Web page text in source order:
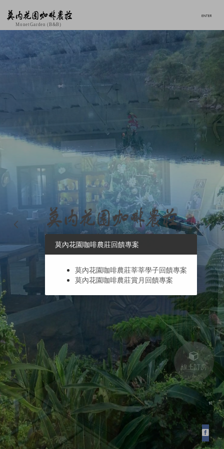
線上訂房
莫內花園咖啡農莊回饋專案
莫內花園咖啡農莊莘莘學子回饋專案
莫內花園咖啡農莊賞月回饋專案